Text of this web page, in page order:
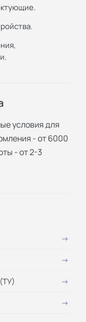
условия для
- от 6000
- от 2-3